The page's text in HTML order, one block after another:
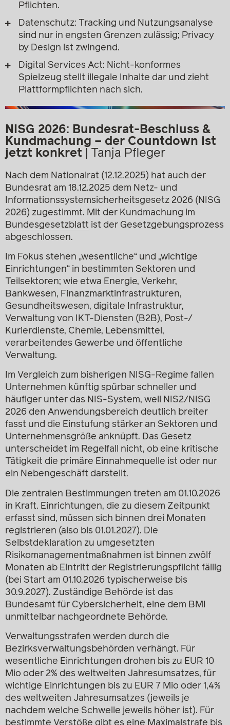
Pflichten.
Datenschutz: Tracking und Nutzungsanalyse
sind nur in engsten Grenzen zulässig; Privacy
by Design ist zwingend.
Digital Services Act: Nicht-konformes
Spielzeug stellt illegale Inhalte dar und zieht
Plattformpflichten nach sich.
NISG 2026: Bundesrat-Beschluss &
Kundmachung – der Countdown ist
jetzt konkret
Tanja Pfleger
Nach dem Nationalrat (12.12.2025) hat auch der
Bundesrat am 18.12.2025 dem Netz- und
Informationssystemsicherheitsgesetz 2026 (NISG
2026) zugestimmt. Mit der Kundmachung im
Bundesgesetzblatt ist der Gesetzgebungsprozess
abgeschlossen.
Im Fokus stehen „wesentliche“ und „wichtige
Einrichtungen“ in bestimmten Sektoren und
Teilsektoren; wie etwa Energie, Verkehr,
Bankwesen, Finanzmarktinfrastrukturen,
Gesundheitswesen, digitale Infrastruktur,
Verwaltung von IKT-Diensten (B2B), Post-/
Kurierdienste, Chemie, Lebensmittel,
verarbeitendes Gewerbe und öffentliche
Verwaltung.
Im Vergleich zum bisherigen NISG-Regime fallen
Unternehmen künftig spürbar schneller und
häufiger unter das NIS-System, weil NIS2/NISG
2026 den Anwendungsbereich deutlich breiter
fasst und die Einstufung stärker an Sektoren und
Unternehmensgröße anknüpft. Das Gesetz
unterscheidet im Regelfall nicht, ob eine kritische
Tätigkeit die primäre Einnahmequelle ist oder nur
ein Nebengeschäft darstellt.
Die zentralen Bestimmungen treten am 01.10.2026
in Kraft. Einrichtungen, die zu diesem Zeitpunkt
erfasst sind, müssen sich binnen drei Monaten
registrieren (also bis 01.01.2027). Die
Selbstdeklaration zu umgesetzten
Risikomanagementmaßnahmen ist binnen zwölf
Monaten ab Eintritt der Registrierungspflicht fällig
(bei Start am 01.10.2026 typischerweise bis
30.9.2027). Zuständige Behörde ist das
Bundesamt für Cybersicherheit, eine dem BMI
unmittelbar nachgeordnete Behörde.
Verwaltungsstrafen werden durch die
Bezirksverwaltungsbehörden verhängt. Für
wesentliche Einrichtungen drohen bis zu EUR 10
Mio oder 2% des weltweiten Jahresumsatzes, für
wichtige Einrichtungen bis zu EUR 7 Mio oder 1,4%
des weltweiten Jahresumsatzes (jeweils je
nachdem welche Schwelle jeweils höher ist). Für
bestimmte Verstöße gibt es eine Maximalstrafe bis